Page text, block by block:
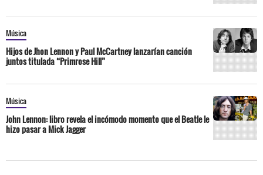
Música
Hijos de Jhon Lennon y Paul McCartney lanzarían canción
juntos titulada “Primrose Hill”
Música
John Lennon: libro revela el incómodo momento que el Beatle le
hizo pasar a Mick Jagger